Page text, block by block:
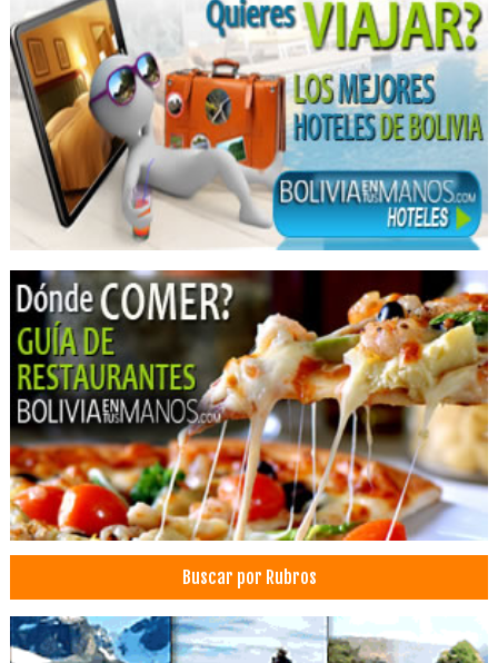
Cirujano dental
Cirugías de Nariz
Cirugías de Oído
Cirugías de Garganta
Médicos Otorrinolaringólogos
Dolor de oídos
Mareos
Ruido en el oído
Ronquidos
Nariz Tapada
Dolor de cabeza
Dolor de garganta
Ecografías pediátricas
Ecografías
Médicos Ecografistas
Cirugía general
Coloproctología Endoscopía
Médicos Coloproctólogos
Blanqueamiento Dental
Buscar por Rubros